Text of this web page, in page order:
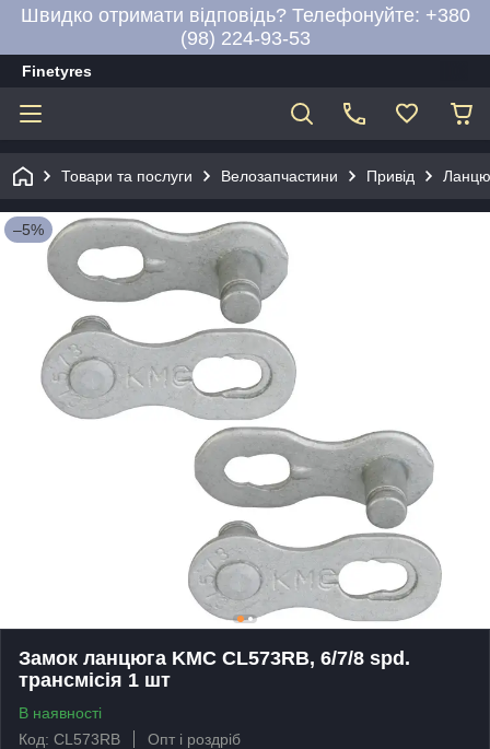
Швидко отримати відповідь? Телефонуйте: +380
(98) 224-93-53
Finetyres
Товари та послуги Велозапчастини Привід
–5%
Замок ланцюга KMC CL573RB, 6/7/8 spd.
трансмісія 1 шт
В наявності
Код: CL573RB
Опт і роздріб